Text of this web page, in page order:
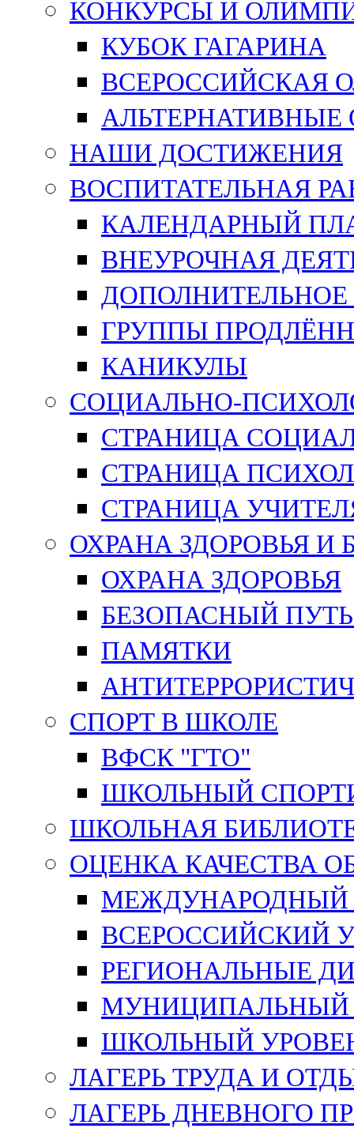
КОНКУРСЫ И
КУБОК ГАГАРИНА
ВСЕРОССИЙСКАЯ
НАШИ ДОСТИЖЕНИЯ
ВОСПИТАТЕЛЬНАЯ
КАЛЕНДАРНЫЙ
ВНЕУРОЧНАЯ
ДОПОЛНИТЕЛЬНОЕ
ГРУППЫ
КАНИКУЛЫ
СОЦИАЛЬНО-
СТРАНИЦА
СТРАНИЦА
СТРАНИЦА
ОХРАНА ЗДОРОВЬЯ И
ОХРАНА ЗДОРОВЬЯ
БЕЗОПАСНЫЙ
ПАМЯТКИ
СПОРТ В ШКОЛЕ
ВФСК "ГТО"
ШКОЛЬНЫЙ
ШКОЛЬНАЯ
ОЦЕНКА КАЧЕСТВА
МЕЖДУНАРОДНЫЙ
ВСЕРОССИЙСКИЙ
РЕГИОНАЛЬНЫЕ
МУНИЦИПАЛЬНЫЙ
ШКОЛЬНЫЙ
ЛАГЕРЬ ТРУДА И
ЛАГЕРЬ ДНЕВНОГО